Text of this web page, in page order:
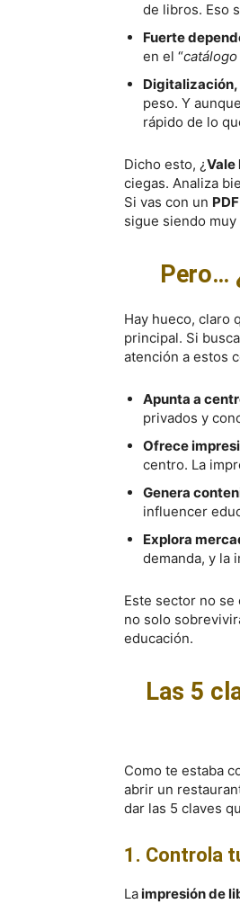
de libros. Eso
Fuerte
en el “
Digitalización,
peso. Y
rápido de lo
Dicho esto, ¿Vale
ciegas. Analiza
Si vas con un PDF
sigue siendo
Pero…
Hay hueco, claro
principal. Si
atención a estos
Apunta a
privados y
Ofrece
centro. La
Genera
influencer
Explora
demanda, y la
Este sector no
no solo
educación.
Las 5
Como te estaba
abrir un
dar las 5 claves
1. Controla
Laimpresión de